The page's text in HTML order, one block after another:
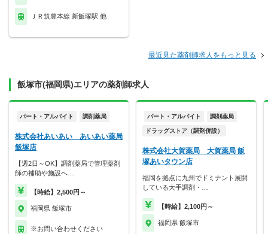
ＪＲ筑豊本線 新飯塚駅 他
最近見た薬剤師求人をもっと見る
飯塚市(福岡県)エリアの薬剤師求人
パート・アルバイト 調剤薬局
株式会社あいあい あいあい薬局
飯塚店
【週2日～OK】調剤薬局で管理薬剤
師の補助や施設へ…
【時給】2,500円～
福岡県 飯塚市
※お問い合わせください
パート・アルバイト 調剤薬局
ドラッグストア（調剤併設）
株式会社大賀薬局 大賀薬局 飯
塚あいタウン店
福岡を拠点に九州でドミナント展開
している大手調剤・…
【時給】2,100円～
福岡県 飯塚市